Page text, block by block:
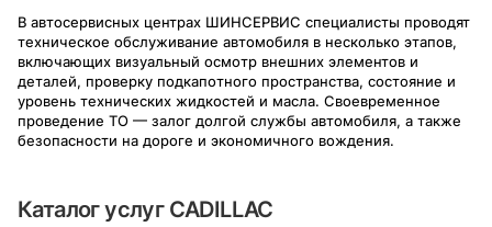
В автосервисных центрах ШИНСЕРВИС специалисты проводят
техническое обслуживание автомобиля в несколько этапов,
включающих визуальный осмотр внешних элементов и
деталей, проверку подкапотного пространства, состояние и
уровень технических жидкостей и масла. Своевременное
проведение ТО — залог долгой службы автомобиля, а также
безопасности на дороге и экономичного вождения.
Каталог услуг CADILLAC